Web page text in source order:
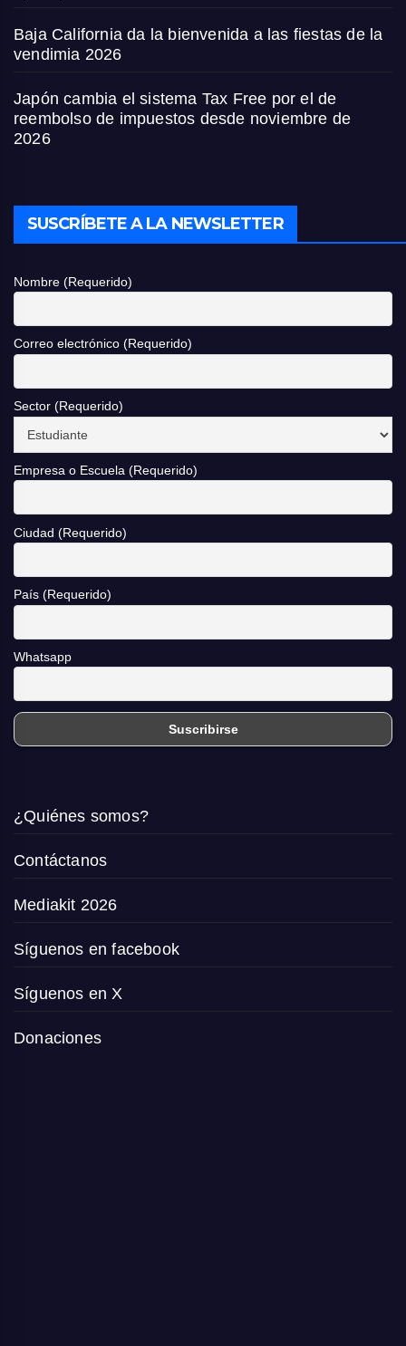
Baja California da la bienvenida a las fiestas de la
vendimia 2026
Japón cambia el sistema Tax Free por el de
reembolso de impuestos desde noviembre de
2026
SUSCRÍBETE A LA NEWSLETTER
Nombre (Requerido)
Correo electrónico (Requerido)
Sector (Requerido)
Empresa o Escuela (Requerido)
Ciudad (Requerido)
País (Requerido)
Whatsapp
¿Quiénes somos?
Contáctanos
Mediakit 2026
Síguenos en facebook
Síguenos en X
Donaciones